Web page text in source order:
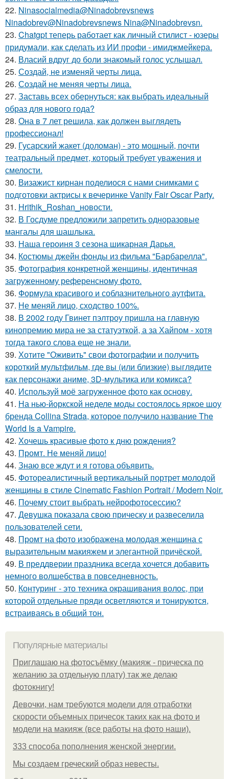
22. Ninasocialmedia@Ninadobrevsnews
Ninadobrev@Ninadobrevsnews Nina@Ninadobrevsn.
23. Chatgpt теперь работает как личный стилист - юзеры
придумали, как сделать из ИИ профи - имиджмейкера.
24. Власий вдруг до боли знакомый голос услышал.
25. Создай, не изменяй черты лица.
26. Создай не меняя черты лица.
27. Заставь всех обернуться: как выбрать идеальный
образ для нового года?
28. Она в 7 лет решила, как должен выглядеть
профессионал!
29. Гусарский жакет (доломан) - это мощный, почти
театральный предмет, который требует уважения и
смелости.
30. Визажист кирнан поделиося с нами снимками с
подготовки актрисы к вечеринке Vanity Fair Oscar Party.
31. Hrithik_Roshan_новости.
32. В Госдуме предложили запретить одноразовые
мангалы для шашлыка.
33. Наша героиня 3 сезона шикарная Дарья.
34. Костюмы джейн фонды из фильма "Барбарелла".
35. Фотография конкретной женщины, идентичная
загруженному референсному фото.
36. Формула красивого и соблазнительного аутфита.
37. Не меняй лицо, сходство 100%.
38. В 2002 году Гвинет пэлтроу пришла на главную
кинопремию мира не за статуэткой, а за Хайпом - хотя
тогда такого слова еще не знали.
39. Хотите "Оживить" свои фотографии и получить
короткий мультфильм, где вы (или близкие) выглядите
как персонажи аниме, 3D-мультика или комикса?
40. Используй моё загруженное фото как основу.
41. На нью-йоркской неделе моды состоялось яркое шоу
бренда Collina Strada, которое получило название The
World Is a Vampire.
42. Хочешь красивые фото к дню рождения?
43. Промт. Не меняй лицо!
44. Знаю все ждут и я готова объявить.
45. Фотореалистичный вертикальный портрет молодой
женщины в стиле Cinematic Fashion Portrait / Modern Noir.
46. Почему стоит выбрать нейрофотосессию?
47. Девушка показала свою прическу и развеселила
пользователей сети.
48. Промт на фото изображена молодая женщина с
выразительным макияжем и элегантной причёской.
49. В преддверии праздника всегда хочется добавить
немного волшебства в повседневность.
50. Контуринг - это техника окрашивания волос, при
которой отдельные пряди осветляются и тонируются,
встраиваясь в общий тон.
Популярные материалы
Приглашаю на фотосъёмку (макияж - прическа по
желанию за отдельную плату) так же делаю
фотокнигу!
Девочки, нам требуются модели для отработки
скорости объемных причесок таких как на фото и
модели на макияж (все работы на фото наши).
333 способа пополнения женской энергии.
Мы создаем греческий образ невесты.